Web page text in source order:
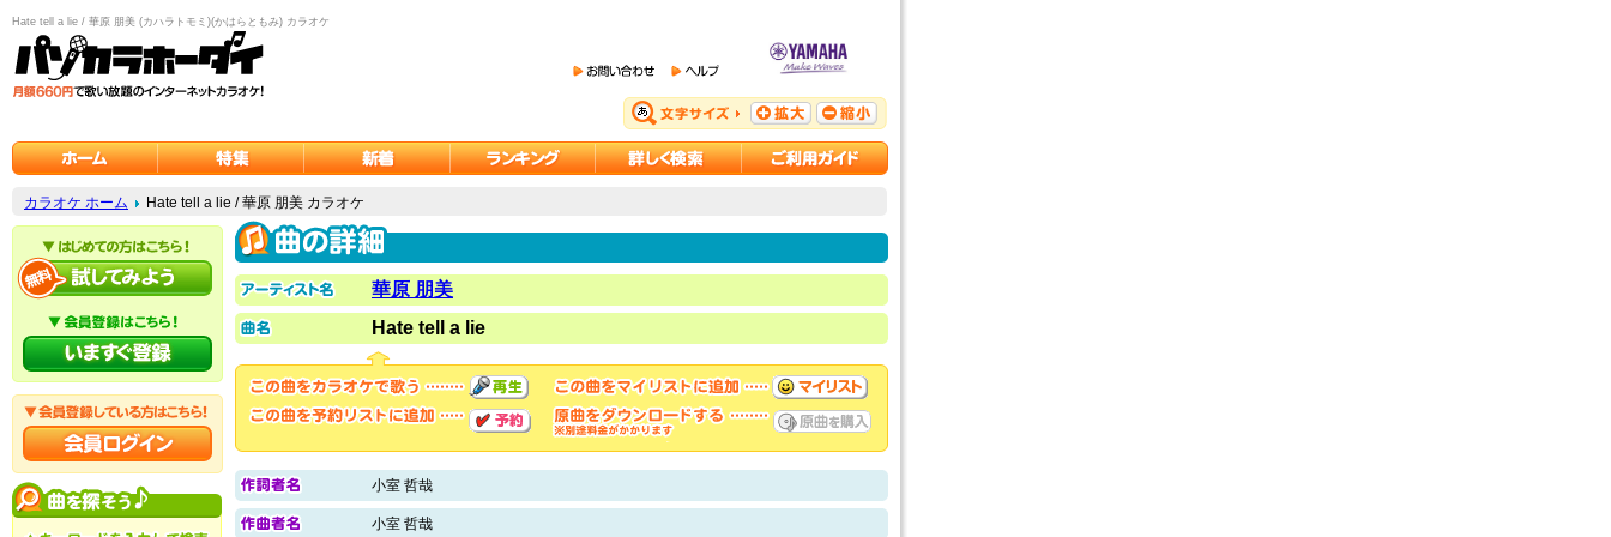
Hate tell a lie / 華原 朋美 (カハラトモミ)(かはらともみ) カラオケ
カラオケ ホーム Hate tell a lie / 華原 朋美 カラオケ
華原 朋美
Hate tell a lie
小室 哲哉
小室 哲哉